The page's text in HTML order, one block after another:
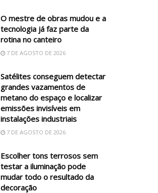
O mestre de obras mudou e a
tecnologia já faz parte da
rotina no canteiro
7 DE AGOSTO DE 2026
Satélites conseguem detectar
grandes vazamentos de
metano do espaço e localizar
emissões invisíveis em
instalações industriais
7 DE AGOSTO DE 2026
Escolher tons terrosos sem
testar a iluminação pode
mudar todo o resultado da
decoração